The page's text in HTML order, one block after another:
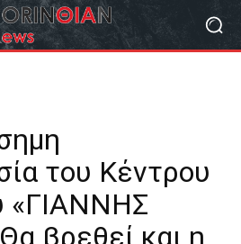
του Κέντρου
«ΓΙΑΝΝΗΣ
βρεθεί και η